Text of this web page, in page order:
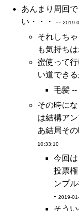
あんまり周回
い・・・ -- 2019-
それしち
も気持ち
蜜使って
い道でき
毛髪 --
その時に
は結構ア
あ結局そ
10:33:10
今回
投票
ンプ
- 2019-
そう